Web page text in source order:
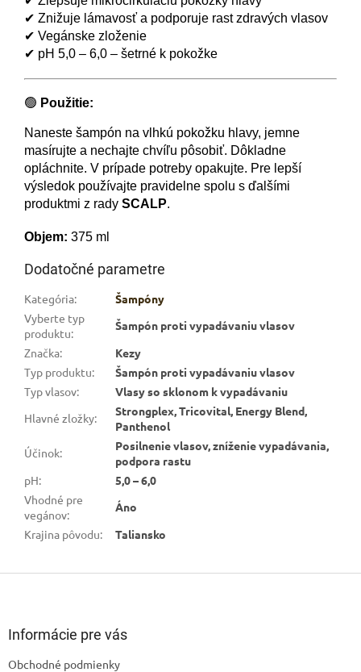
✔ Znižuje lámavosť a podporuje rast zdravých vlasov
✔ Vegánske zloženie
✔ pH 5,0 – 6,0 – šetrné k pokožke
🟢 Použitie:
Naneste šampón na vlhkú pokožku hlavy, jemne
masírujte a nechajte chvíľu pôsobiť. Dôkladne
opláchnite. V prípade potreby opakujte. Pre lepší
výsledok používajte pravidelne spolu s ďalšími
produktmi z rady SCALP.
Objem: 375 ml
Dodatočné parametre
Kategória:
Šampóny
Vyberte typ
produktu:
Šampón proti vypadávaniu vlasov
Značka:
Kezy
Typ produktu:
Šampón proti vypadávaniu vlasov
Typ vlasov:
Vlasy so sklonom k vypadávaniu
Hlavné zložky:
Strongplex, Tricovital, Energy Blend,
Panthenol
Účinok:
Posilnenie vlasov, zníženie vypadávania,
podpora rastu
pH:
5,0 – 6,0
Vhodné pre
vegánov:
Áno
Krajina pôvodu: Taliansko
Informácie pre vás
Obchodné podmienky